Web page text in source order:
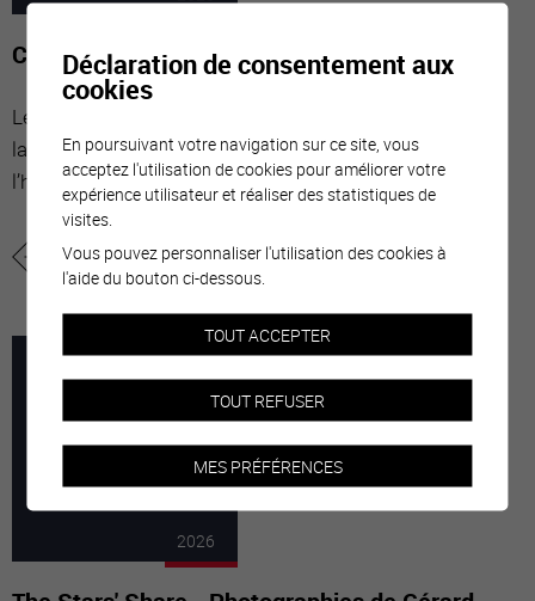
Claude Dussez ... de passage!
Le temps qui s’écoule inlassablement, l’interprétation de
la réalité à travers le médium photographique ainsi que
l’humain, constituent les points de départ de ce...
plus d'informations ajouter à mon agenda
7 -29
MARS NOVE
2026
Déclaration de consentement aux
cookies
En poursuivant votre navigation sur ce site, vous
acceptez l'utilisation de cookies pour améliorer votre
expérience utilisateur et réaliser des statistiques de
visites.
Vous pouvez personnaliser l'utilisation des cookies à
l'aide du bouton ci-dessous.
TOUT ACCEPTER
TOUT REFUSER
MES PRÉFÉRENCES